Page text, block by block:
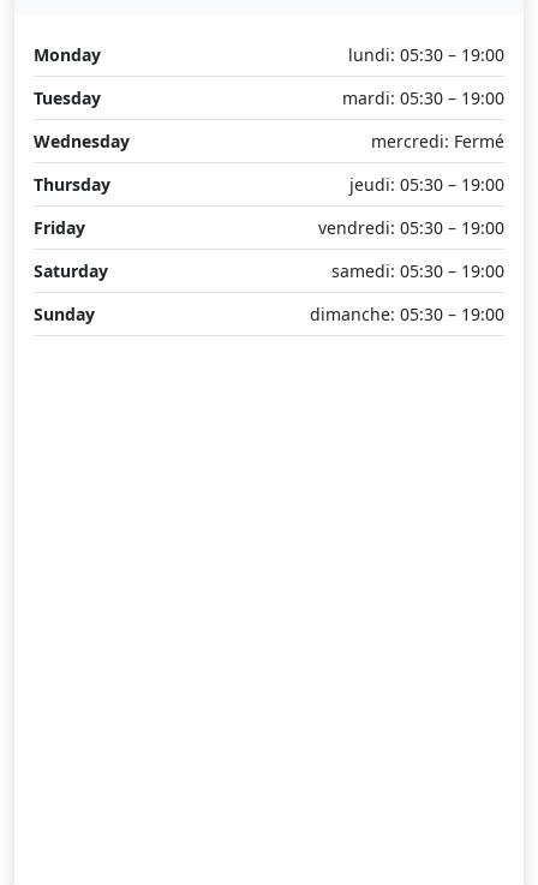
Monday
lundi: 05:30 – 19:00
Tuesday
mardi: 05:30 – 19:00
Wednesday
mercredi: Fermé
Thursday
jeudi: 05:30 – 19:00
Friday
vendredi: 05:30 – 19:00
Saturday
samedi: 05:30 – 19:00
Sunday
dimanche: 05:30 – 19:00